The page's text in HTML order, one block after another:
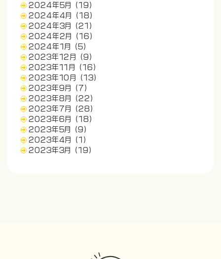
2024年5月
(19)
2024年4月
(18)
2024年3月
(21)
2024年2月
(16)
2024年1月
(5)
2023年12月
(9)
2023年11月
(16)
2023年10月
(13)
2023年9月
(7)
2023年8月
(22)
2023年7月
(28)
2023年6月
(18)
2023年5月
(9)
2023年4月
(1)
2023年3月
(19)